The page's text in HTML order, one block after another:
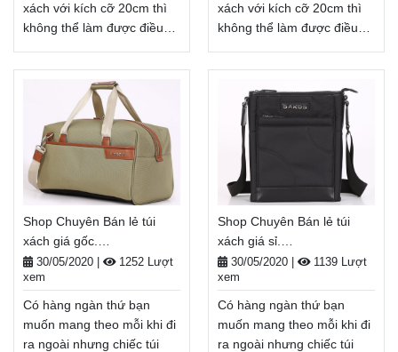
xách với kích cỡ 20cm thì
không thể làm được điều
cỡ lớn, Shop Chuyên Bán
lẻ túi xách giá sỉ và lẻ sẽ là
lựa chọn hàng đầu khi cần
mang nhiều thứ ra ngoài
khi đi học, đi du lịch, đi dã
ngoại, . . .
Balodep.shop|Chuyên Shop
Chuyên Bán lẻ túi xách giá
sỉ và lẻ, Balo-Túi xách. Giao
hàng toàn quốc, Miễn phí
đổi trả hàng, thanh toán
tiền khi nhận hàng
Xem thêm
xách với kích cỡ 20cm thì
không thể làm được điều
cỡ lớn, Shop Chuyên Bán
lẻ túi xách giá sỉ lẻ sẽ là lựa
chọn hàng đầu khi cần
mang nhiều thứ ra ngoài
khi đi học, đi du lịch, đi dã
ngoại, . . .
Balodep.shop|Chuyên Shop
Chuyên Bán lẻ túi xách giá
sỉ lẻ, Balo-Túi xách. Giao
hàng toàn quốc, Miễn phí
đổi trả hàng, thanh toán
tiền khi nhận hàng
Xem thêm
Shop Chuyên Bán lẻ túi
xách giá gốc.
Balodep.shop|CHUYÊN
BALO-TÚI XÁCH–VALI ĐẸP
30/05/2020
1252 Lượt
xem
Có hàng ngàn thứ bạn
muốn mang theo mỗi khi đi
ra ngoài nhưng chiếc túi
Shop Chuyên Bán lẻ túi
xách giá sỉ.
Balodep.shop|CHUYÊN
BALO-TÚI XÁCH–VALI ĐẸP
30/05/2020
1139 Lượt
xem
Có hàng ngàn thứ bạn
muốn mang theo mỗi khi đi
ra ngoài nhưng chiếc túi